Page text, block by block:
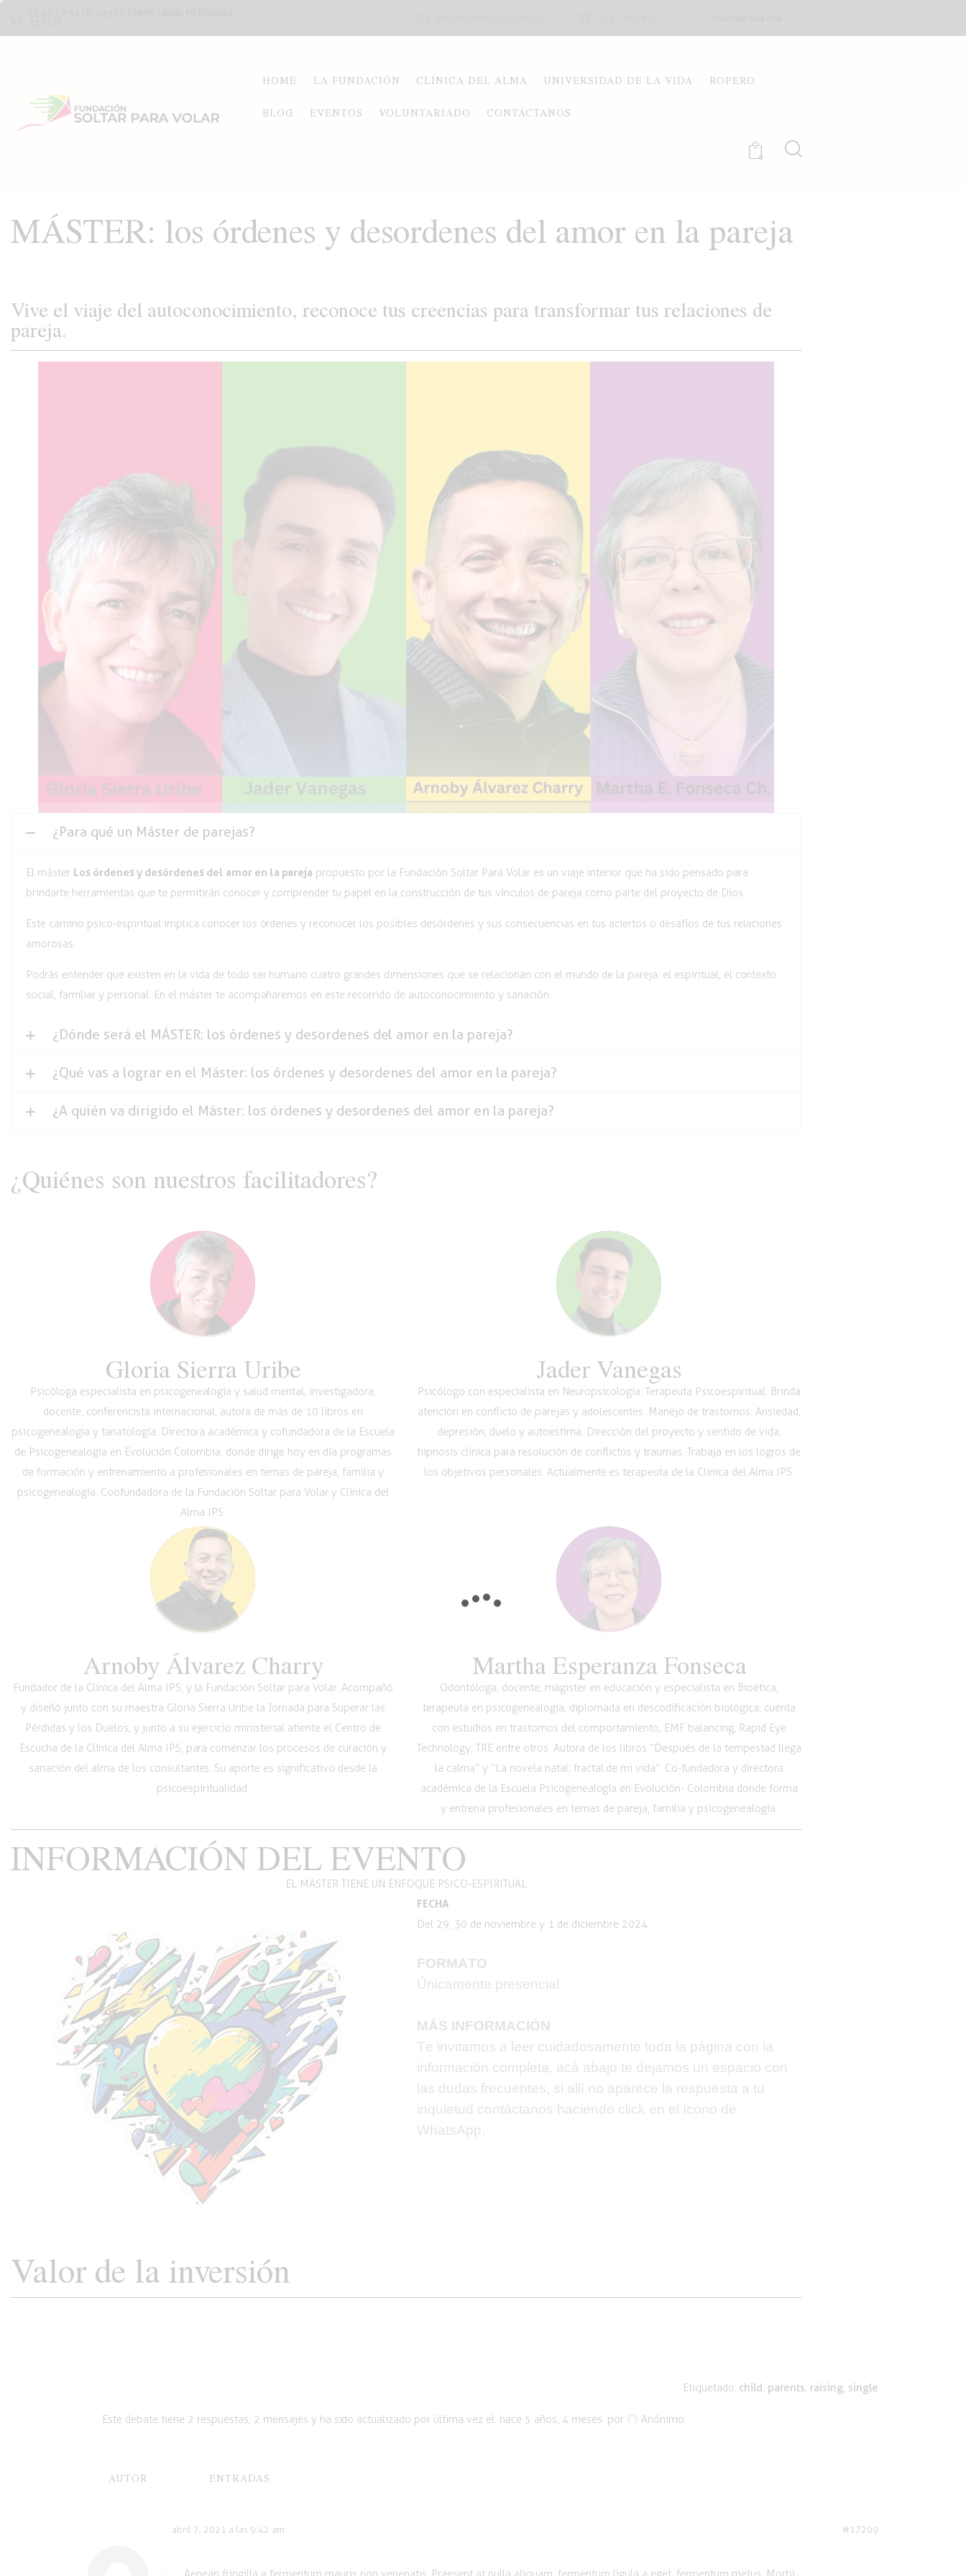
HOME LA FUNDACIÓN CLÍNICA DEL ALMA UNIVERSIDAD DE LA VIDA ROPERO
BLOG EVENTOS VOLUNTARIADO CONTÁCTANOS
0
MÁSTER: los órdenes y desordenes del amor en la pareja
Vive el viaje del autoconocimiento, reconoce tus creencias para transformar tus relaciones de
pareja.
¿Para qué un Máster de parejas?
El máster Los órdenes y desórdenes del amor en la pareja propuesto por la Fundación Soltar Para Volar es un viaje interior que ha sido pensado para
brindarte herramientas que te permitirán conocer y comprender tu papel en la construcción de tus vínculos de pareja como parte del proyecto de Dios.
Este camino psico-espiritual implica conocer los órdenes y reconocer los posibles desórdenes y sus consecuencias en tus aciertos o desafíos de tus relaciones
amorosas.
Podrás entender que existen en la vida de todo ser humano cuatro grandes dimensiones que se relacionan con el mundo de la pareja: el espiritual, el contexto
social, familiar y personal. En el máster te acompañaremos en este recorrido de autoconocimiento y sanación.
¿Dónde será el MÁSTER: los órdenes y desordenes del amor en la pareja?
¿Qué vas a lograr en el Máster: los órdenes y desordenes del amor en la pareja?
¿A quién va dirigido el Máster: los órdenes y desordenes del amor en la pareja?
¿Quiénes son nuestros facilitadores?
Gloria Sierra Uribe
Psicóloga especialista en psicogenealogía y salud mental, investigadora,
docente, conferencista internacional, autora de más de 10 libros en
psicogenealogia y tanatología. Directora académica y cofundadora de la Escuela
de Psicogenealogía en Evolución Colombia, donde dirige hoy en día programas
de formación y entrenamiento a profesionales en temas de pareja, familia y
psicogenealogía. Coofundadora de la Fundación Soltar para Volar y Clínica del
Alma IPS.
Jader Vanegas
Psicólogo con especialista en Neuropsicología. Terapeuta Psicoespiritual. Brinda
atención en conflicto de parejas y adolescentes. Manejo de trastornos: Ansiedad,
depresión, duelo y autoestima. Dirección del proyecto y sentido de vida,
hipnosis clínica para resolución de conflictos y traumas. Trabaja en los logros de
los objetivos personales. Actualmente es terapeuta de la Clínica del Alma IPS.
Arnoby Álvarez Charry
Fundador de la Clínica del Alma IPS, y la Fundación Soltar para Volar. Acompañó
y diseñó junto con su maestra Gloria Sierra Uribe la Jornada para Superar las
Pérdidas y los Duelos, y junto a su ejercicio ministerial atiente el Centro de
Escucha de la Clínica del Alma IPS, para comenzar los procesos de curación y
sanación del alma de los consultantes. Su aporte es significativo desde la
psicoespiritualidad.
Martha Esperanza Fonseca
Odontóloga, docente, magister en educación y especialista en Bioética,
terapeuta en psicogenealogía, diplomada en descodificación biológica, cuenta
con estudios en trastornos del comportamiento, EMF balancing, Rapid Eye
Technology, TRE entre otros. Autora de los libros “Después de la tempestad llega
la calma” y “La novela natal: fractal de mi vida”. Co-fundadora y directora
académica de la Escuela Psicogenealogía en Evolución- Colombia donde forma
y entrena profesionales en temas de pareja, familia y psicogenealogía.
INFORMACIÓN DEL EVENTO
EL MÁSTER TIENE UN ENFOQUE PSICO-ESPIRITUAL
FECHA
Del 29, 30 de noviembre y 1 de diciembre 2024
FORMATO
Únicamente presencial
MÁS INFORMACIÓN
Te invitamos a leer cuidadosamente toda la página con la
información completa, acá abajo te dejamos un espacio con
las dudas frecuentes, si allí no aparece la respuesta a tu
inquietud contáctanos haciendo click en el ícono de
WhatsApp.
Valor de la inversión
Etiquetado: child, parents, raising, single
Este debate tiene 2 respuestas, 2 mensajes y ha sido actualizado por última vez el hace 5 años, 4 meses por Anónimo.
AUTOR ENTRADAS
abril 7, 2021 a las 9:42 am #17209